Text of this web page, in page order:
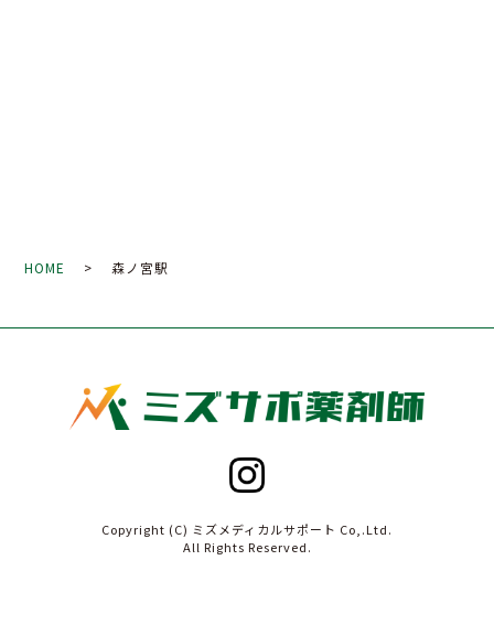
HOME > 森ノ宮駅
Copyright (C) ミズメディカルサポート Co,.Ltd.
All Rights Reserved.